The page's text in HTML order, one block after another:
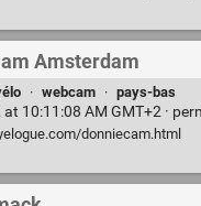
Amsterdam
· webcam · pays-bas
10:11:08 AM GMT+2 ·
donniecam.html